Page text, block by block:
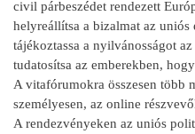
civil párbeszédet rendezett
helyreállítsa a bizalmat az uniós
tájékoztassa a nyilvánosságot
tudatosítsa az emberekben,
A vitafórumokra összesen több
személyesen, az online
A rendezvényeken az uniós